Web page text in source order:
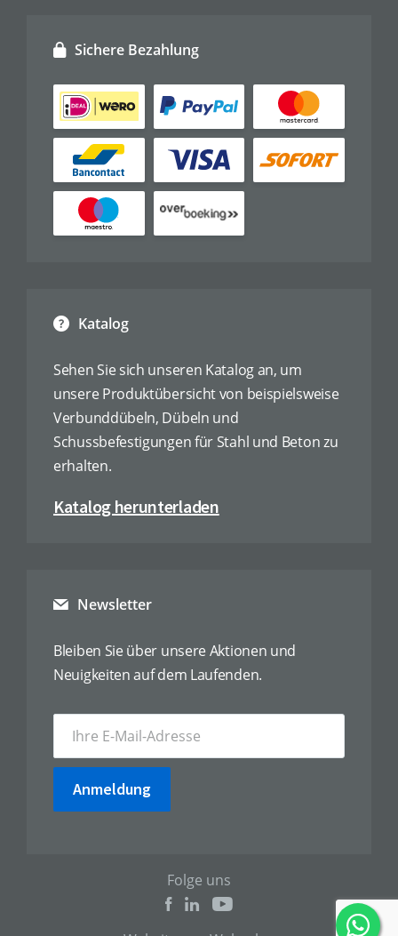
Katalog
Sehen Sie sich unseren Katalog an, um
unsere Produktübersicht von beispielsweise
Verbunddübeln, Dübeln und
Schussbefestigungen für Stahl und Beton zu
erhalten.
Katalog herunterladen
Sichere Bezahlung
Newsletter
Bleiben Sie über unsere Aktionen und
Neuigkeiten auf dem Laufenden.
Anmeldung
Folge uns